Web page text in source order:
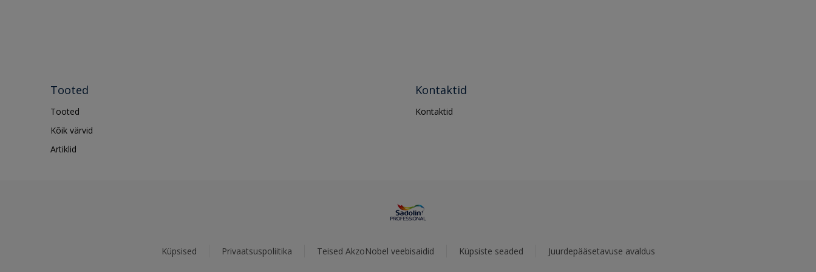
Tooted
Tooted
Kõik värvid
Artiklid
Kontaktid
Kontaktid
Küpsised Privaatsuspoliitika Teised AkzoNobel veebisaidid Küpsiste seaded Juurdepääsetavuse avaldus